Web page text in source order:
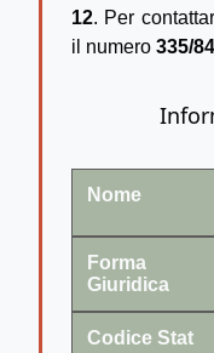
12. Per
il numero 335/
Nome
Forma
Giuridica
Codice Stat